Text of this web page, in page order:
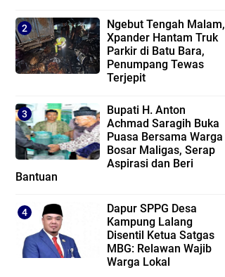
Ngebut Tengah Malam,
Xpander Hantam Truk
Parkir di Batu Bara,
Penumpang Tewas
Terjepit
Bupati H. Anton
Achmad Saragih Buka
Puasa Bersama Warga
Bosar Maligas, Serap
Aspirasi dan Beri
Bantuan
Dapur SPPG Desa
Kampung Lalang
Disentil Ketua Satgas
MBG: Relawan Wajib
Warga Lokal